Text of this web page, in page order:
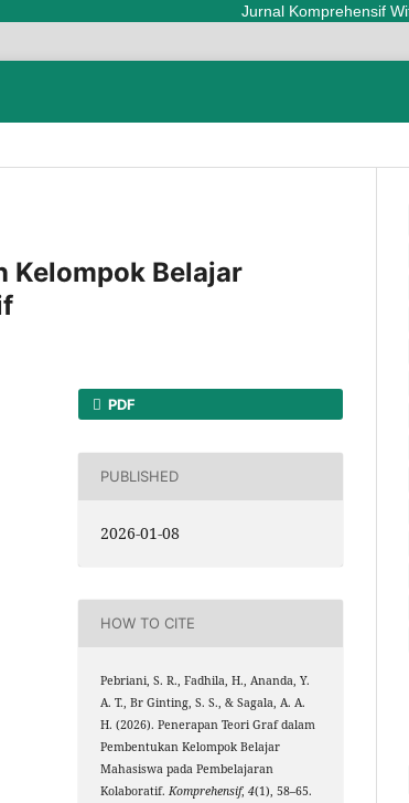
Jurnal Komprehensif With
Kelompok Belajar
PDF
PUBLISHED
2026-01-08
HOW TO CITE
Pebriani, S. R., Fadhila, H., Ananda, Y.
A. T., Br Ginting, S. S., & Sagala, A. A.
H. (2026). Penerapan Teori Graf dalam
Pembentukan Kelompok Belajar
Mahasiswa pada Pembelajaran
Kolaboratif.Komprehensif,4(1), 58–65.